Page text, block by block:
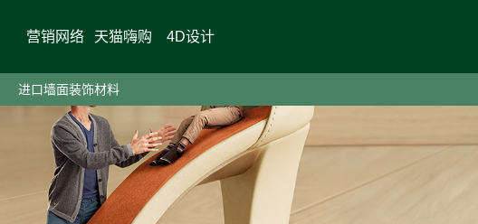
营销网络 天猫嗨购 4D设计
进口墙面装饰材料